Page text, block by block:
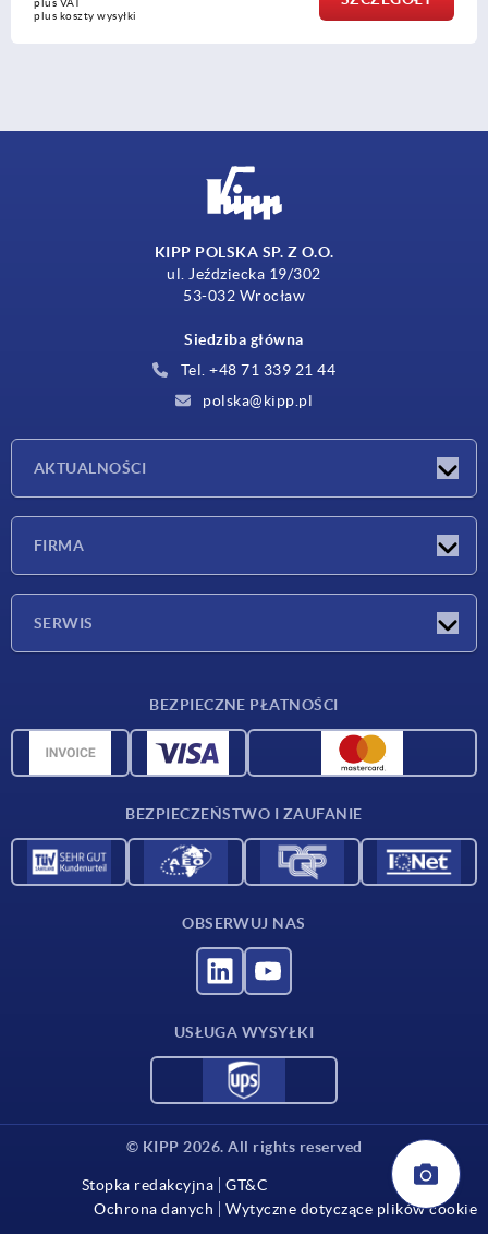
wysyłki
KIPP POLSKA SP. Z O.O.
ul. Jeździecka 19/302
53-032 Wrocław
Siedziba główna
Tel. +48 71 339 21 44
polska@kipp.pl
AKTUALNOŚCI
FIRMA
SERWIS
Dane CAD
BEZPIECZNE PŁATNOŚCI
BEZPIECZEŃSTWO I ZAUFANIE
OBSERWUJ NAS
USŁUGA WYSYŁKI
© KIPP 2026. All rights reserved
Stopka redakcyjna
GT&C
Ochrona danych
Wytyczne dotyczące plików cookie